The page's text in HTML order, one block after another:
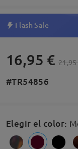
Flash Sale
16,95 €
#TR54856
Elegir el color: